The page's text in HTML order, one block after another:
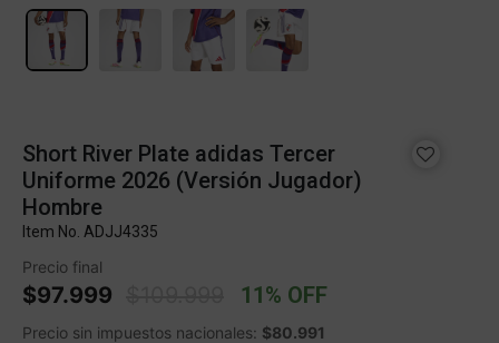
Short River Plate adidas Tercer
Uniforme 2026 (Versión Jugador)
Hombre
Item No. ADJJ4335
Precio final
$97.999 Price reduced from
11% OFF
Precio sin impuestos nacionales: $80.991